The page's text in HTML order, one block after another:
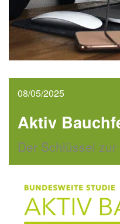
08/05/2025
Aktiv
Der Schlüssel